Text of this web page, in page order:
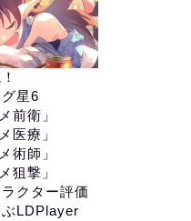
星6
前衛」
医療」
術師」
狙撃」
クター評価
LDPlayer